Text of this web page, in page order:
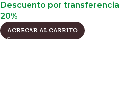
Descuento por transferencia
20%
AGREGAR AL CARRITO